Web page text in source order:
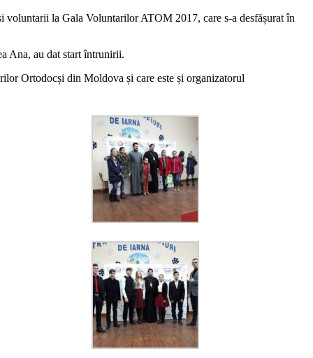
la Gala Voluntarilor ATOM 2017, care s-a desfășurat în
Ana, au dat start întrunirii.
Ortodocși din Moldova și care este și organizatorul